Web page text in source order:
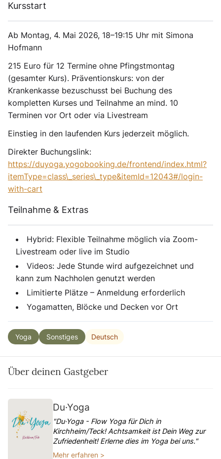
Kursstart
Ab Montag, 4. Mai 2026, 18–19:15 Uhr mit Simona
Hofmann
215 Euro für 12 Termine ohne Pfingstmontag
(gesamter Kurs). Präventionskurs: von der
Krankenkasse bezuschusst bei Buchung des
kompletten Kurses und Teilnahme an mind. 10
Terminen vor Ort oder via Livestream
Einstieg in den laufenden Kurs jederzeit möglich.
Direkter Buchungslink:
https://duyoga.yogobooking.de/frontend/index.html?
itemType=class\_series\_type&itemId=12043#/login-
with-cart
Teilnahme & Extras
Hybrid: Flexible Teilnahme möglich via Zoom-
Livestream oder live im Studio
Videos: Jede Stunde wird aufgezeichnet und
kann zum Nachholen genutzt werden
Limitierte Plätze – Anmeldung erforderlich
Yogamatten, Blöcke und Decken vor Ort
Yoga Sonstiges Deutsch
Über deinen Gastgeber
Du·Yoga
"Du·Yoga - Flow Yoga für Dich in
Kirchheim/Teck! Achtsamkeit ist Dein Weg zur
Zufriedenheit! Erlerne dies im Yoga bei uns."
Mehr erfahren >